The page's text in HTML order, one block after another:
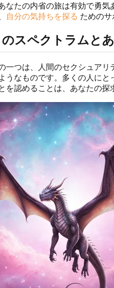
なたの内省の旅は有効で勇
自分の気持ちを探る ためのサ
スペクトラムと
一つは、人間のセクシュア
うなものです。多くの人に
を認めることは、あなたの探